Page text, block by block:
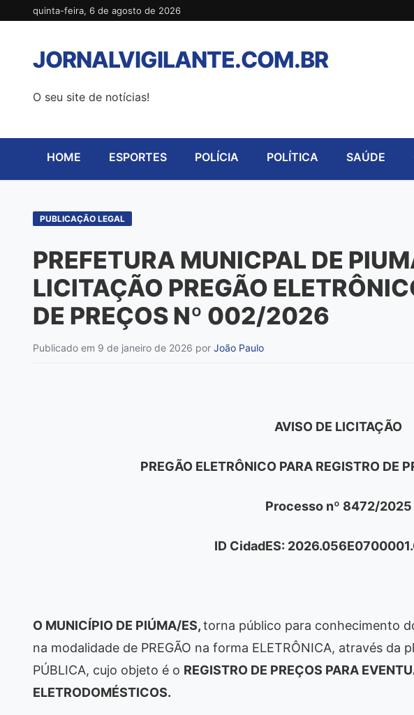
para
conteúdo
quinta-feira, 6 de agosto de 2026
JORNALVIGILANTE.COM.BR
O seu site de notícias!
HOME ESPORTES POLÍCIA POLÍTICA SAÚDE
PUBLICAÇÃO LEGAL
PREFETURA MUNICPAL DE
LICITAÇÃO PREGÃO
DE PREÇOS Nº 002/2026
Publicado em 9 de janeiro de 2026 por João Paulo
AVISO DE LICITAÇÃO
PREGÃO ELETRÔNICO PARA REGISTRO DE
Processo nº 8472/2025
ID CidadES:
O MUNICÍPIO DE PIÚMA/ES,torna público para conhecimento
na modalidade de PREGÃO na forma ELETRÔNICA, através da
PÚBLICA, cujo objeto é o REGISTRO DE PREÇOS PARA
ELETRODOMÉSTICOS.